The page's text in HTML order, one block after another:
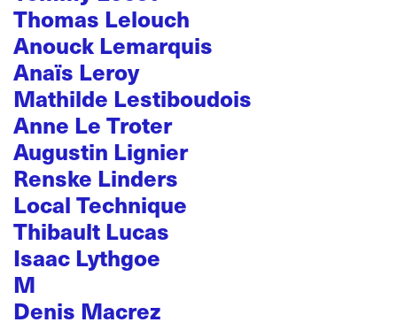
Thomas Lelouch
Anouck Lemarquis
Anaïs Leroy
Mathilde Lestiboudois
Anne Le Troter
Augustin Lignier
Renske Linders
Local Technique
Thibault Lucas
Isaac Lythgoe
M
Denis Macrez